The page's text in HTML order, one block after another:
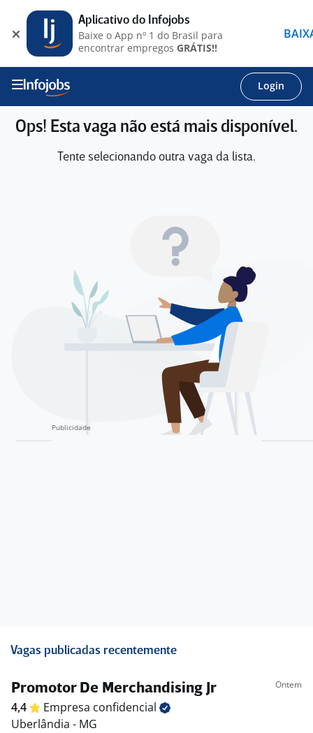
Login
Ops! Esta vaga não está mais disponível.
Tente selecionando outra vaga da lista.
Vagas publicadas recentemente
Promotor De Merchandising Jr Ontem
4,4 Empresa confidencial
Uberlândia - MG
Aplicativo do Infojobs
Baixe o App nº 1 do Brasil para
encontrar empregos GRÁTIS!!